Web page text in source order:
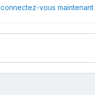
connectez-vous maintenant